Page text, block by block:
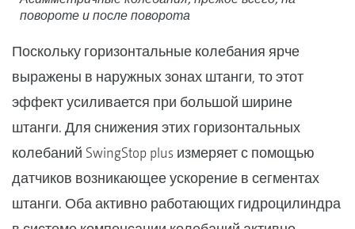
повороте и после поворота
Поскольку горизонтальные колебания ярче
выражены в наружных зонах штанги, то этот
эффект усиливается при большой ширине
штанги. Для снижения этих горизонтальных
колебаний SwingStop plus измеряет с помощью
датчиков возникающее ускорение в сегментах
штанги. Оба активно работающих гидроцилиндра